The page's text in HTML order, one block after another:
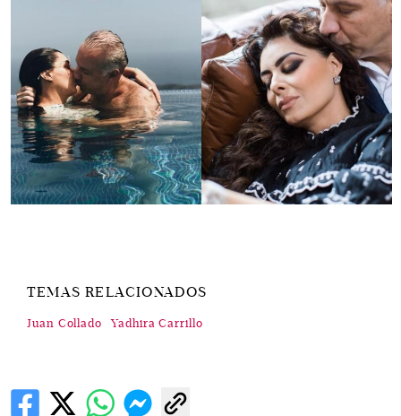
TEMAS RELACIONADOS
Juan Collado Yadhira Carrillo